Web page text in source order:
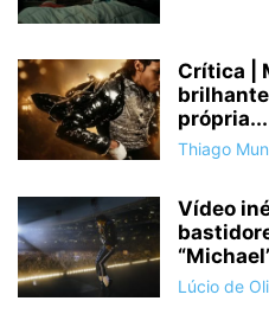
Crítica |
própria...
Thiago
Vídeo
Lúcio de